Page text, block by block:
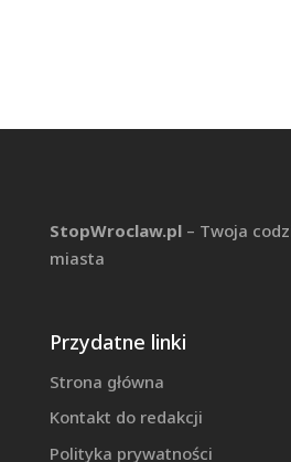
StopWroclaw.pl– Twoja
miasta
Przydatne linki
Strona główna
Kontakt do redakcji
Polityka prywatności